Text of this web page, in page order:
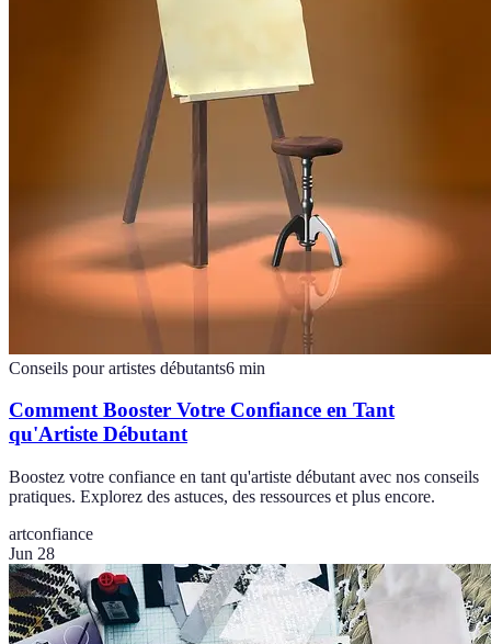
Conseils pour artistes débutants6 min
Comment Booster Votre Confiance en Tant
qu'Artiste Débutant
Boostez votre confiance en tant qu'artiste débutant avec nos conseils
pratiques. Explorez des astuces, des ressources et plus encore.
artconfiance
Jun 28